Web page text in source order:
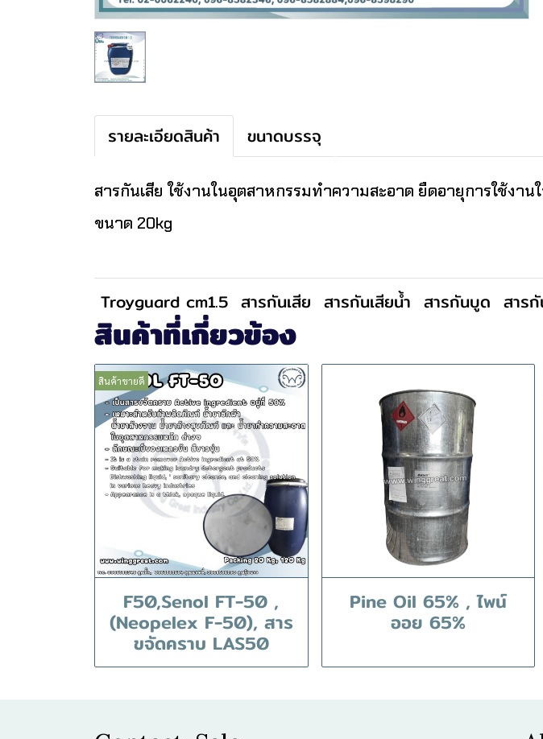
รายละเอียดสินค้า ขนาดบรรจุ
สารกันเสีย ใช้งานในอุตสาหกรรมทำความสะอาด ยืดอายุการใช้ง
ขนาด 20kg
Troyguard cm1.5 สารกันเสีย สารกันเสียน้ำ สารกันบูด สาร
สินค้าที่เกี่ยวข้อง
สินค้าขายดี
F50,Senol FT-50 ,
(Neopelex F-50), สาร
ขจัดคราบ LAS50
Pine Oil 65% , ไพน์
ออย 65%